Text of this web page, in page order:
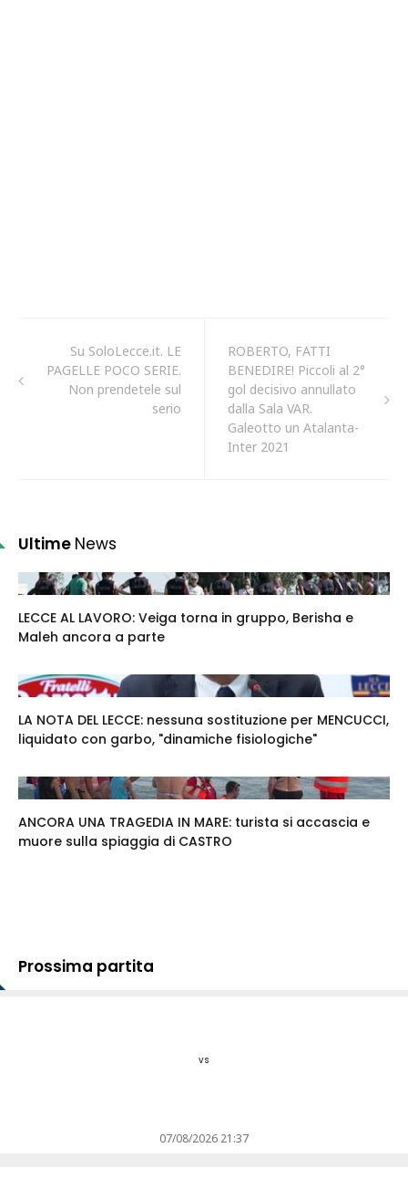
Su SoloLecce.it. LE
PAGELLE POCO SERIE.
Non prendetele sul
serio
ROBERTO, FATTI
BENEDIRE! Piccoli al 2°
gol decisivo annullato
dalla Sala VAR.
Galeotto un Atalanta-
Inter 2021
Ultime News
LECCE AL LAVORO: Veiga torna in gruppo, Berisha e
Maleh ancora a parte
LA NOTA DEL LECCE: nessuna sostituzione per MENCUCCI,
liquidato con garbo, "dinamiche fisiologiche"
ANCORA UNA TRAGEDIA IN MARE: turista si accascia e
muore sulla spiaggia di CASTRO
Prossima partita
vs
07/08/2026 21:37